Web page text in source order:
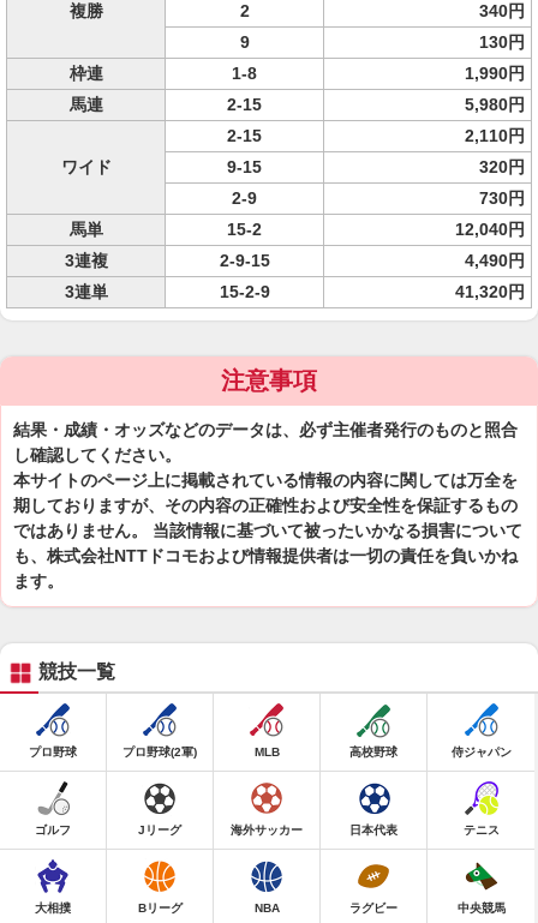
複勝
2
340円
9
130円
枠連
1-8
1,990円
馬連
2-15 5,980円
ワイド
2-15
2,110円
9-15
320円
2-9
730円
馬単
15-2
12,040円
3連複
2-9-15
4,490円
3連単
15-2-9 41,320円
注意事項
結果・成績・オッズなどのデータは、必ず主催者発行のものと照合
し確認してください。
本サイトのページ上に掲載されている情報の内容に関しては万全を
期しておりますが、その内容の正確性および安全性を保証するもの
ではありません。 当該情報に基づいて被ったいかなる損害について
も、株式会社NTTドコモおよび情報提供者は一切の責任を負いかね
ます。
競技一覧
プロ野球 プロ野球(2軍) MLB 高校野球 侍ジャパン
ゴルフ Jリーグ 海外サッカー 日本代表 テニス
大相撲 Bリーグ NBA ラグビー 中央競馬